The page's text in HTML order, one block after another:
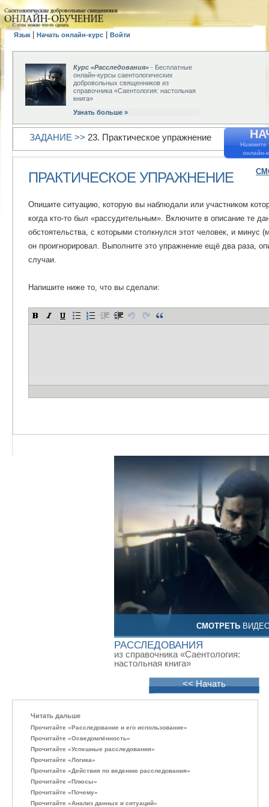
Язык Начать онлайн-курс Войти
СМОТРЕТЬ
РАССЛЕДОВАНИЯ
из справочника «Саентология:
настольная книга»
<< Начать
Курс «Расследования» - Бесплатные
онлайн-курсы саентологических
добровольных священников из
справочника «Саентология: настольная
книга»
Узнать больше »
Нажмите
онлайн-
ЗАДАНИЕ >> 23. Практическое упражнение
ПРАКТИЧЕСКОЕ УПРАЖНЕНИЕ
Опишите ситуацию, которую вы наблюдали или участником
когда кто-то был «рассудительным». Включите в описание те
обстоятельства, с которыми столкнулся этот человек, и минус
он проигнорировал. Выполните это упражнение ещё два раза,
случаи.
Напишите ниже то, что вы сделали:
Читать дальше
Прочитайте «Расследование и его использование»
Прочитайте «Осведомлённость»
Прочитайте «Успешные расследования»
Прочитайте «Логика»
Прочитайте «Действия по ведению расследования»
Прочитайте «Плюсы»
Прочитайте «Почему»
Прочитайте «Анализ данных и ситуаций»